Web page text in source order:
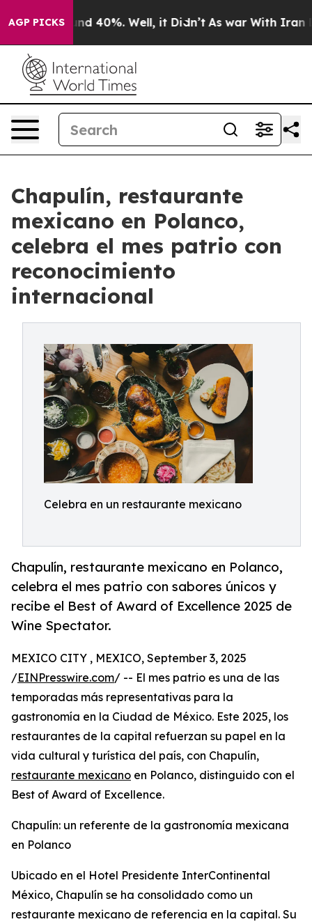
AGP PICKS
Around 40%. Well, it Didn’t As war With Iran
Chapulín, restaurante
mexicano en Polanco,
celebra el mes patrio con
reconocimiento
internacional
Celebra en un restaurante mexicano
Chapulín, restaurante mexicano en Polanco,
celebra el mes patrio con sabores únicos y
recibe el Best of Award of Excellence 2025 de
Wine Spectator.
MEXICO CITY , MEXICO, September 3, 2025
/EINPresswire.com/ -- El mes patrio es una de las
temporadas más representativas para la
gastronomía en la Ciudad de México. Este 2025, los
restaurantes de la capital refuerzan su papel en la
vida cultural y turística del país, con Chapulín,
restaurante mexicano en Polanco, distinguido con el
Best of Award of Excellence.
Chapulín: un referente de la gastronomía mexicana
en Polanco
Ubicado en el Hotel Presidente InterContinental
México, Chapulín se ha consolidado como un
restaurante mexicano de referencia en la capital. Su